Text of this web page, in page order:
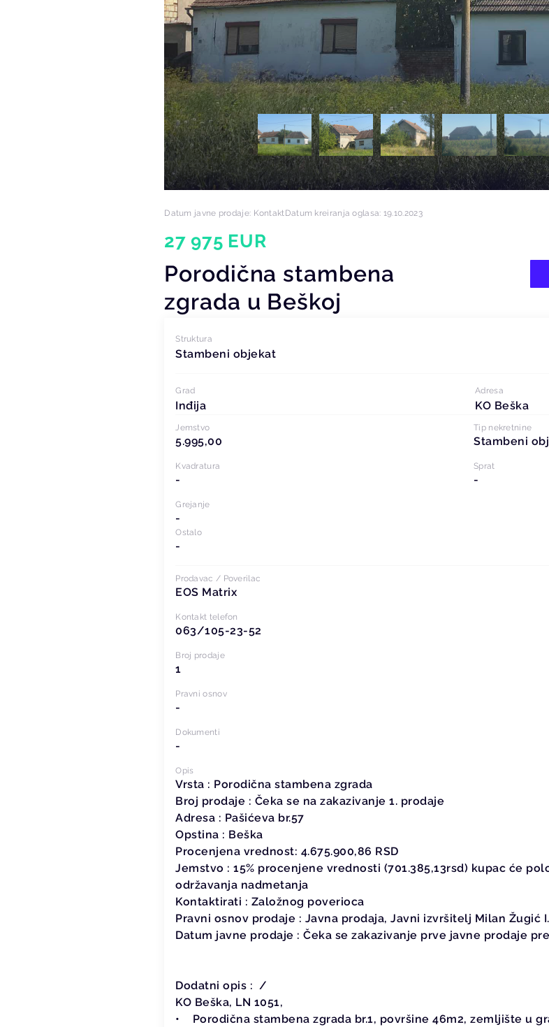
Datum javne prodaje: KontaktDatum kreiranja oglasa: 19.10.2023
27 975 EUR
Porodična stambena
zgrada u Beškoj
Struktura
Stambeni objekat
Grad
Inđija
Adresa
KO Beška
Jemstvo
5.995,00
Tip nekretnine
Stambeni
Kvadratura
-
Sprat
-
Grejanje
-
Ostalo
-
Prodavac / Poverilac
EOS Matrix
Kontakt telefon
063/105-23-52
Broj prodaje
1
Pravni osnov
-
Dokumenti
-
Opis
Vrsta : Porodična stambena zgrada
Broj prodaje : Čeka se na zakazivanje 1. prodaje
Adresa : Pašićeva br.57
Opstina : Beška
Procenjena vrednost: 4.675.900,86 RSD
Jemstvo : 15% procenjene vrednosti (701.385,13rsd) kupac će
održavanja nadmetanja
Kontaktirati : Založnog poverioca
Pravni osnov prodaje : Javna prodaja, Javni izvršitelj Milan Žugić
Datum javne prodaje : Čeka se zakazivanje prve javne prodaje
Dodatni opis : /
KO Beška, LN 1051,
• Porodična stambena zgrada br.1, površine 46m2, zemljište u